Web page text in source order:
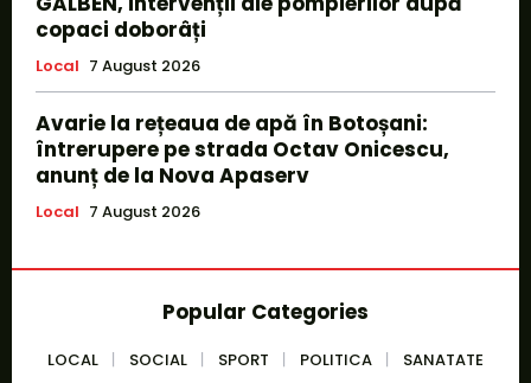
copaci doborâți
Local 7 August 2026
Avarie la rețeaua de apă în Botoșani:
întrerupere pe strada Octav Onicescu,
anunț de la Nova Apaserv
Local 7 August 2026
Popular Categories
LOCAL SOCIAL SPORT POLITICA
SANATATE